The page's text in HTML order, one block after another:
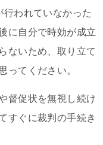
われていなかった
に自分で時効が成立
ないため、取り立て
ってください。
督促状を無視し続け
すぐに裁判の手続き